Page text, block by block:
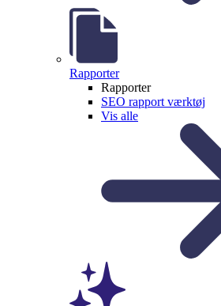
Rapporter
Rapporter
SEO rapport værktøj
Vis alle